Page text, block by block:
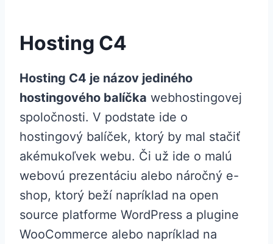
Hosting C4
Hosting C4 je názov jediného
hostingového balíčka webhostingovej
spoločnosti. V podstate ide o
hostingový balíček, ktorý by mal stačiť
akémukoľvek webu. Či už ide o malú
webovú prezentáciu alebo náročný e-
shop, ktorý beží napríklad na open
source platforme WordPress a plugine
WooCommerce alebo napríklad na